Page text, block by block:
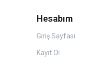
Hesabım
Giriş Sayfası
Kayıt Ol